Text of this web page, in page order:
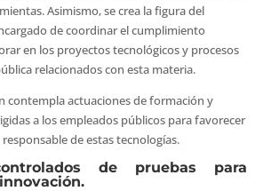
Asimismo, se crea la figura del
de coordinar el cumplimiento
en los proyectos tecnológicos y procesos
relacionados con esta materia.
contempla actuaciones de formación y
a los empleados públicos para favorecer
de estas tecnologías.
de pruebas para